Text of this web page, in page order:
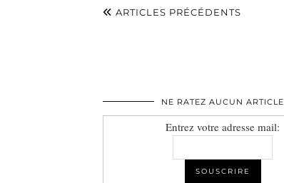
ARTICLES PRÉCÉDENTS
NE RATEZ AUCUN ARTICLE
Entrez votre adresse mail: